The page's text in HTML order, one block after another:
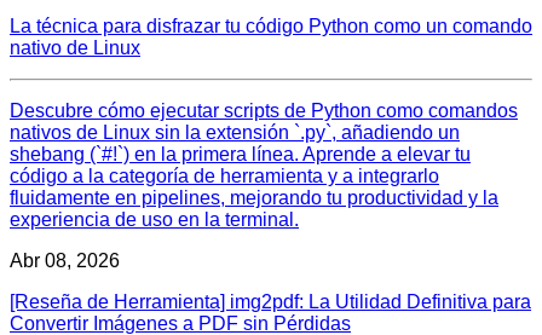
La técnica para disfrazar tu código Python como un comando
nativo de Linux
Descubre cómo ejecutar scripts de Python como comandos
nativos de Linux sin la extensión `.py`, añadiendo un
shebang (`#!`) en la primera línea. Aprende a elevar tu
código a la categoría de herramienta y a integrarlo
fluidamente en pipelines, mejorando tu productividad y la
experiencia de uso en la terminal.
Abr 08, 2026
[Reseña de Herramienta] img2pdf: La Utilidad Definitiva para
Convertir Imágenes a PDF sin Pérdidas